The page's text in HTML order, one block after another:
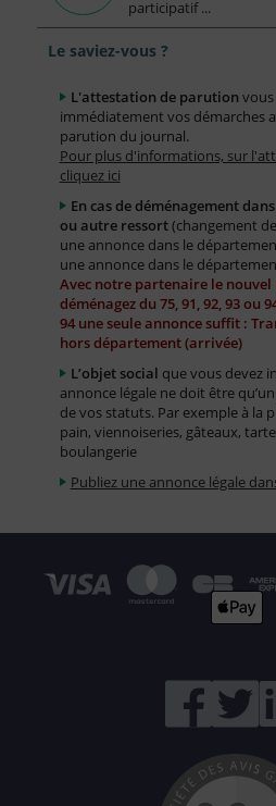
participatif ...
Le saviez-vous ?
L'attestation de parution
immédiatement vos démarches
parution du journal.
Pour plus d'informations, sur
cliquez ici
En cas de déménagement
ou autre ressort(changement
une annonce dans le
une annonce dans le
Avec notre partenaire le nouvel
déménagez du 75, 91, 92, 93 ou
94 une seule annonce suffit :
hors département (arrivée)
L’objet social que vous devez
annonce légale ne doit être
de vos statuts. Par exemple à la
pain, viennoiseries, gâteaux,
boulangerie
Publiez une annonce légale